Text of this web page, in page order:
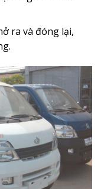
ra và đóng lại,